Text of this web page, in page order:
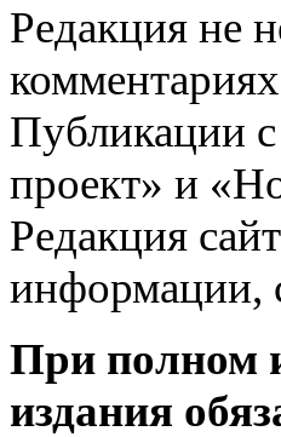
Редакция не
Публикации
проект» и
Редакция
информации,
При полном
издания